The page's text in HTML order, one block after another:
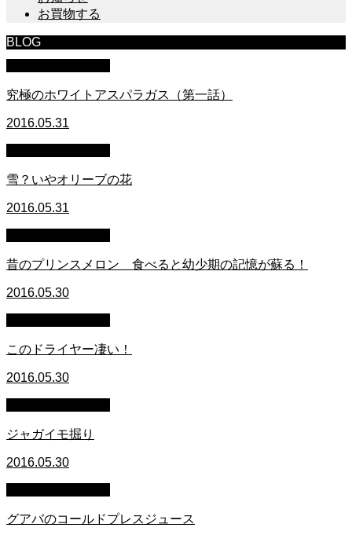
お買物する
BLOG
究極のホワイトアスパラガス（第一話）
2016.05.31
雪？いやオリーブの花
2016.05.31
昔のプリンスメロン 食べると幼少期の記憶が蘇る！
2016.05.30
このドライヤー凄い！
2016.05.30
ジャガイモ掘り
2016.05.30
グアバのコールドプレスジュース